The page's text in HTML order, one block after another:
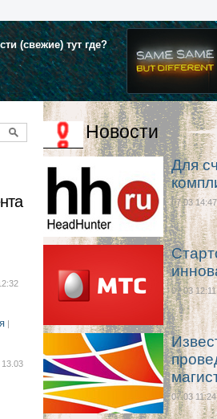
(свежие) тут где?
|
13.03
Новости
Для
07.03 14:47
07.03 12:11
07.03 11:24